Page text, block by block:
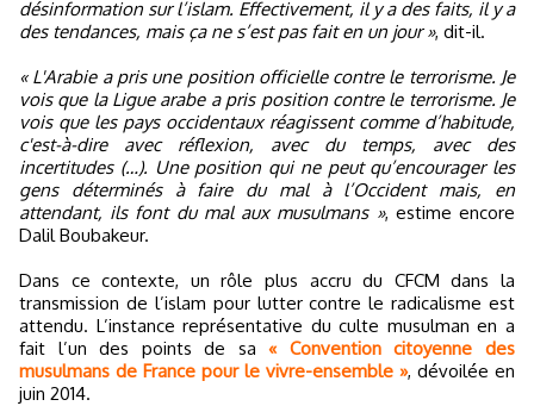
désinformation sur l’islam. Effectivement, il y a des faits, il y a
des tendances, mais ça ne s’est pas fait en un jour », dit-il.
« L'Arabie a pris une position officielle contre le terrorisme. Je
vois que la Ligue arabe a pris position contre le terrorisme. Je
vois que les pays occidentaux réagissent comme d’habitude,
c'est-à-dire avec réflexion, avec du temps, avec des
incertitudes (…). Une position qui ne peut qu’encourager les
gens déterminés à faire du mal à l’Occident mais, en
attendant, ils font du mal aux musulmans », estime encore
Dalil Boubakeur.
Dans ce contexte, un rôle plus accru du CFCM dans la
transmission de l’islam pour lutter contre le radicalisme est
attendu. L’instance représentative du culte musulman en a
fait l’un des points de sa« Convention citoyenne des
musulmans de France pour le vivre-ensemble », dévoilée en
juin 2014.